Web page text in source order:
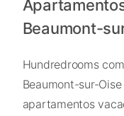
Beaumont-
Hundredrooms
Beaumont-sur-
apartamentos